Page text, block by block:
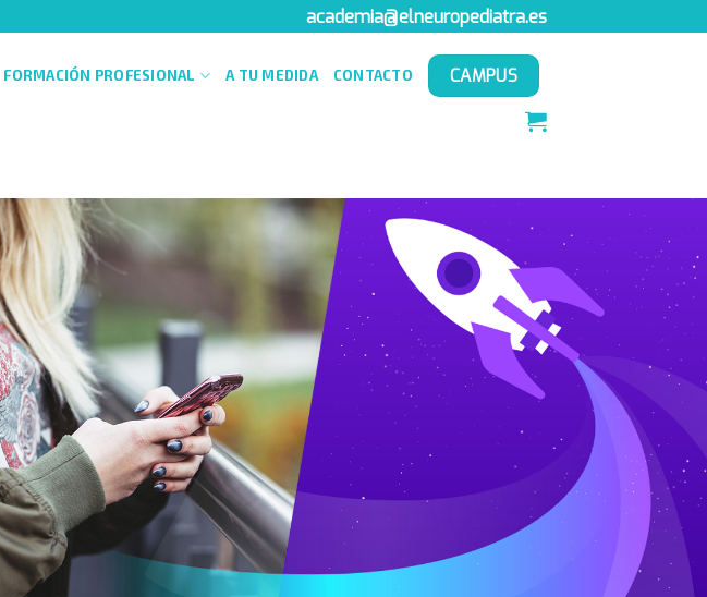
academia@elneuropediatra.es
FORMACIÓN PROFESIONAL A TU MEDIDA CONTACTO CAMPUS